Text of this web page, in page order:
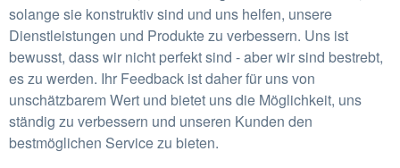
solange sie konstruktiv sind und uns helfen, unsere
Dienstleistungen und Produkte zu verbessern. Uns ist
bewusst, dass wir nicht perfekt sind - aber wir sind bestrebt,
es zu werden. Ihr Feedback ist daher für uns von
unschätzbarem Wert und bietet uns die Möglichkeit, uns
ständig zu verbessern und unseren Kunden den
bestmöglichen Service zu bieten.